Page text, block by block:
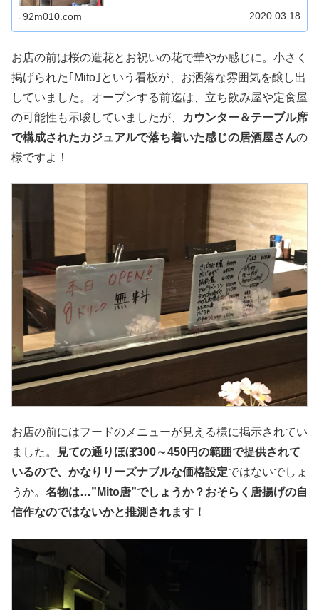
92m010.com 2020.03.18
お店の前は桜の造花とお祝いの花で華やか感じに。小さく
掲げられた｢Mito｣という看板が、お洒落な雰囲気を醸し出
していました。オープンする前迄は、立ち飲み屋や定食屋
の可能性も示唆していましたが、
カウンター＆テーブル席
で構成されたカジュアルで落ち着いた感じの居酒屋さんの
様ですよ！
お店の前にはフードのメニューが見える様に掲示されてい
ました。
見ての通りほぼ300～450円の範囲で提供されて
いるので、かなりリーズナブルな価格設定ではないでしょ
うか。 名物は…”Mito唐”でしょうか？おそらく唐揚げの自
信作なのではないかと推測されます！